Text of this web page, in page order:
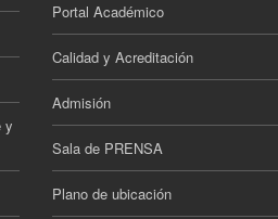
y
Portal Académico
Calidad y Acreditación
Admisión
Sala de PRENSA
Plano de ubicación